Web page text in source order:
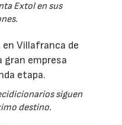
Extol en sus
en Villafranca de
gran empresa
etapa.
siguen
destino.